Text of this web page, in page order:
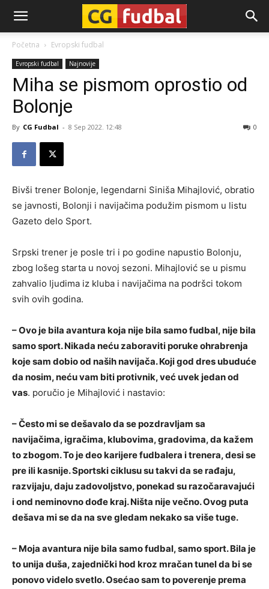
CG-
Fudbal
Početna Evropski fudbal
Evropski fudbal Najnovije
Miha se pismom oprostio od
Bolonje
By CG Fudbal - 8 Sep 2022. 12:48 0
Bivši trener Bolonje, legendarni Siniša Mihajlović, obratio
se javnosti, Bolonji i navijačima podužim pismom u listu
Gazeto delo Sport.
Srpski trener je posle tri i po godine napustio Bolonju,
zbog lošeg starta u novoj sezoni. Mihajlović se u pismu
zahvalio ljudima iz kluba i navijačima na podršci tokom
svih ovih godina.
– Ovo je bila avantura koja nije bila samo fudbal, nije bila
samo sport. Nikada neću zaboraviti poruke ohrabrenja
koje sam dobio od naših navijača. Koji god dres ubuduće
da nosim, neću vam biti protivnik, već uvek jedan od
vas. poručio je Mihajlović i nastavio:
– Često mi se dešavalo da se pozdravljam sa
navijačima, igračima, klubovima, gradovima, da kažem
to zbogom. To je deo karijere fudbalera i trenera, desi se
pre ili kasnije. Sportski ciklusu su takvi da se rađaju,
razvijaju, daju zadovoljstvo, ponekad su razočaravajući
i ond neminovno dođe kraj. Ništa nije večno. Ovog puta
dešava mi se da na sve gledam nekako sa više tuge.
– Moja avantura nije bila samo fudbal, samo sport. Bila je
to unija duša, zajednički hod kroz mračan tunel da bi se
ponovo videlo svetlo. Osećao sam to poverenje prema